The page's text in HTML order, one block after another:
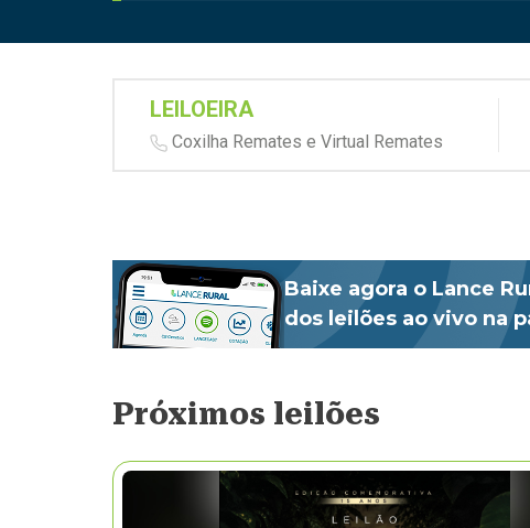
LEILOEIRA
Coxilha Remates e Virtual Remates
Baixe agora o Lance
dos leilões ao vivo na
Próximos leilões